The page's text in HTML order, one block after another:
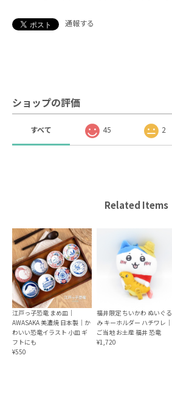
通報する
ショップの評価
すべて 45 2
Related Items
江戸っ子恐竜 まめ皿｜
AWASAKA 美濃焼 日本製｜か
わいい恐竜イラスト 小皿 ギ
フトにも
¥550
福井限定 ちいかわ ぬいぐる
み キーホルダー ハチワレ｜
ご当地 お土産 福井 恐竜
¥1,720